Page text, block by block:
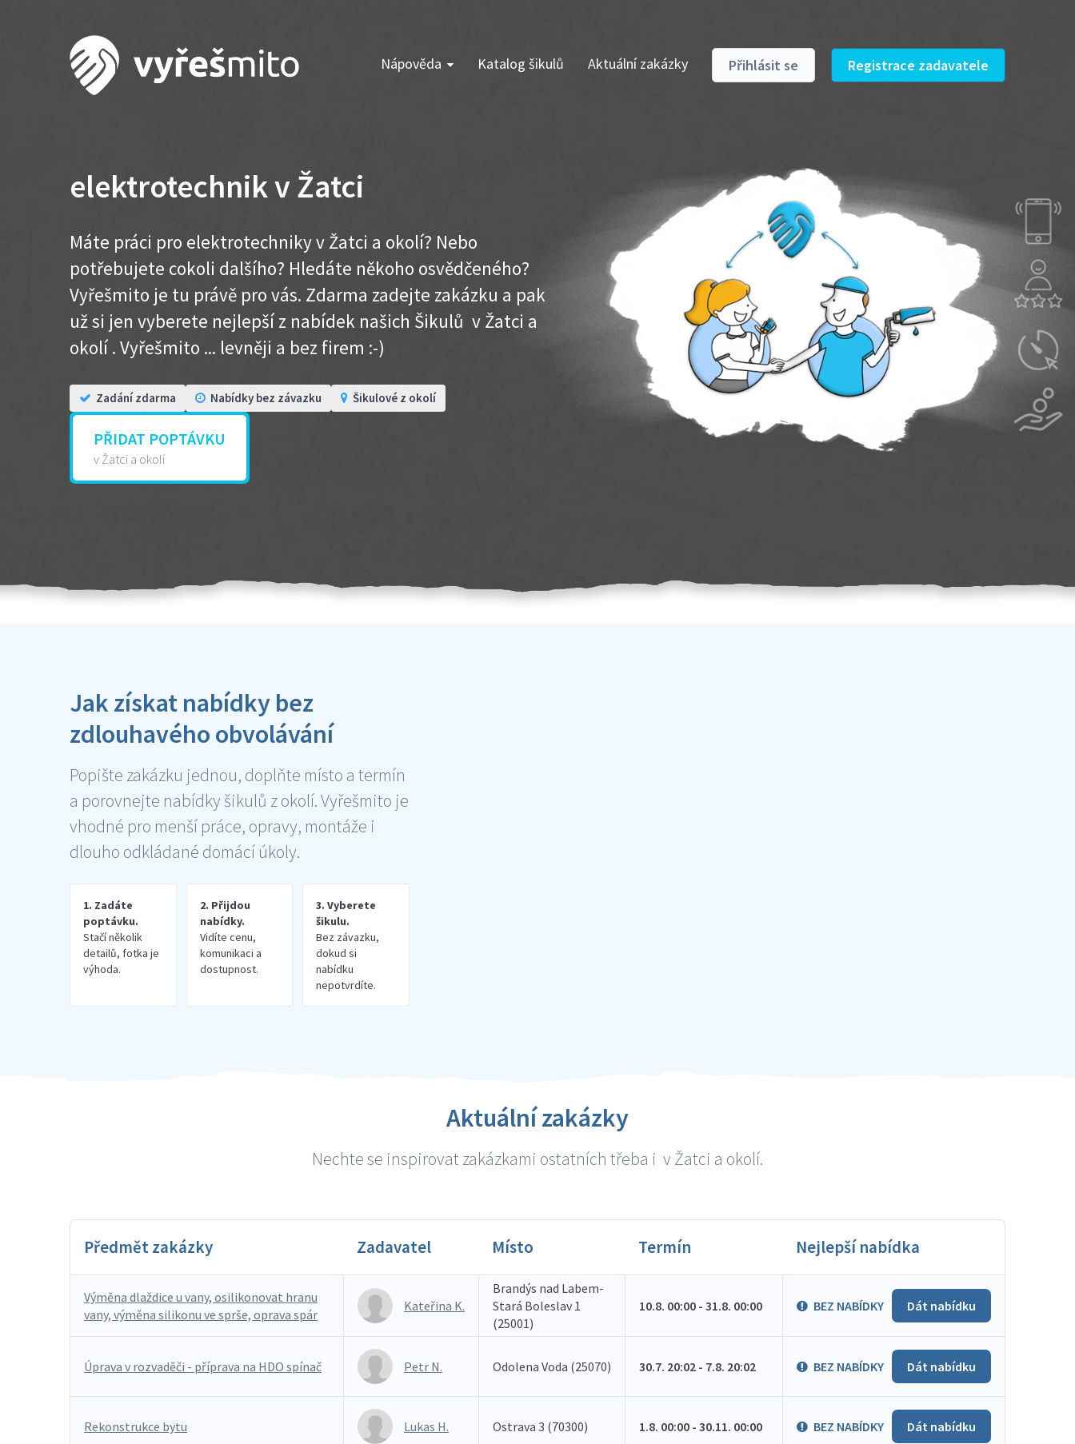
Nápověda Katalog šikulů Aktuální zakázky Přihlásit se Registrace zadavatele
elektrotechnik v Žatci
Máte práci pro elektrotechniky v Žatci a okolí? Nebo
potřebujete cokoli dalšího? Hledáte někoho osvědčeného?
Vyřešmito je tu právě pro vás. Zdarma zadejte zakázku a pak
už si jen vyberete nejlepší z nabídek našich Šikulů v Žatci a
okolí . Vyřešmito ... levněji a bez firem :-)
Zadání zdarma Nabídky bez závazku Šikulové z okolí
PŘIDAT POPTÁVKU
v Žatci a okolí
Jak získat nabídky bez
zdlouhavého obvolávání
Popište zakázku jednou, doplňte místo a termín
a porovnejte nabídky šikulů z okolí. Vyřešmito je
vhodné pro menší práce, opravy, montáže i
dlouho odkládané domácí úkoly.
1. Zadáte
poptávku.
Stačí několik
detailů, fotka je
výhoda.
2. Přijdou
nabídky.
Vidíte cenu,
komunikaci a
dostupnost.
3. Vyberete
šikulu.
Bez závazku,
dokud si
nabídku
nepotvrdíte.
Aktuální zakázky
Nechte se inspirovat zakázkami ostatních třeba i v Žatci a okolí.
Předmět zakázky Zadavatel Místo Termín Nejlepší nabídka
Výměna dlaždice u vany, osilikonovat hranu
vany, výměna silikonu ve sprše, oprava spár
Kateřina K.
Brandýs nad Labem-
Stará Boleslav 1
(25001)
10.8. 00:00 - 31.8. 00:00 BEZ NABÍDKY Dát nabídku
Úprava v rozvaděči - příprava na HDO spínač Petr N. Odolena Voda (25070) 30.7. 20:02 - 7.8. 20:02 BEZ NABÍDKY Dát nabídku
Rekonstrukce bytu Lukas H. Ostrava 3 (70300) 1.8. 00:00 - 30.11. 00:00 BEZ NABÍDKY Dát nabídku